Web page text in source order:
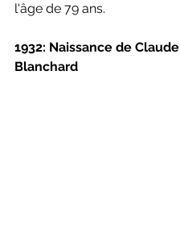
l'âge de 79 ans.
1932: Naissance de Claude
Blanchard